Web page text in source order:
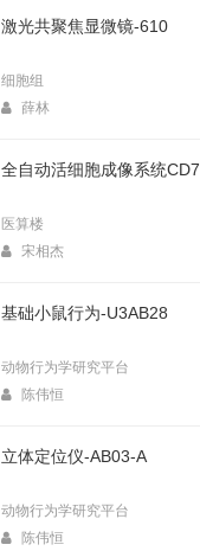
激光共聚焦显微镜-610
细胞组
薛林
全自动活细胞成像系统CD7
医算楼
宋相杰
基础小鼠行为-U3AB28
动物行为学研究平台
陈伟恒
立体定位仪-AB03-A
动物行为学研究平台
陈伟恒